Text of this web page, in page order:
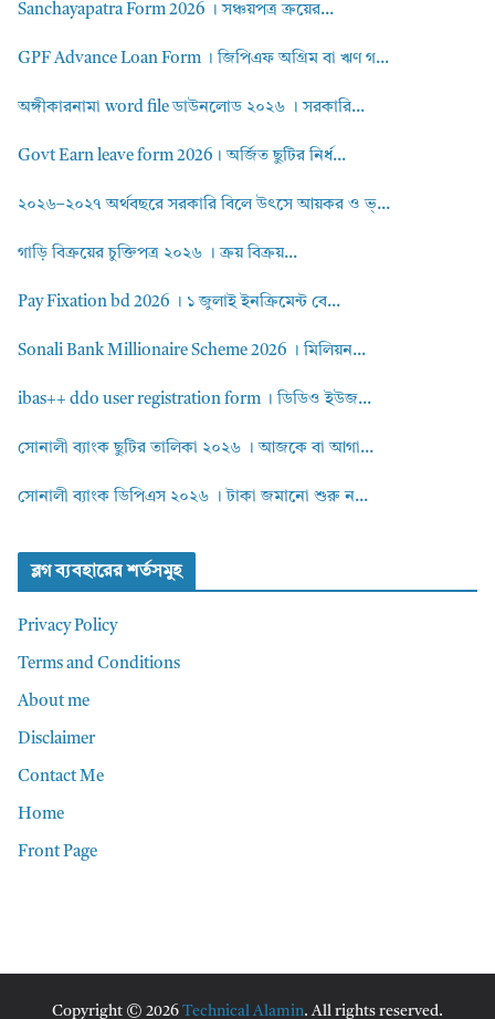
Sanchayapatra Form 2026 । সঞ্চয়পত্র ক্রয়ের...
GPF Advance Loan Form । জিপিএফ অগ্রিম বা ঋণ গ...
অঙ্গীকারনামা word file ডাউনলোড ২০২৬ । সরকারি...
Govt Earn leave form 2026। অর্জিত ছুটির নির্ধ...
২০২৬–২০২৭ অর্থবছরে সরকারি বিলে উৎসে আয়কর ও ভ্...
গাড়ি বিক্রয়ের চুক্তিপত্র ২০২৬ । ক্রয় বিক্রয়...
Pay Fixation bd 2026 । ১ জুলাই ইনক্রিমেন্ট বে...
Sonali Bank Millionaire Scheme 2026 । মিলিয়ন...
ibas++ ddo user registration form । ডিডিও ইউজ...
সোনালী ব্যাংক ছুটির তালিকা ২০২৬ । আজকে বা আগা...
সোনালী ব্যাংক ডিপিএস ২০২৬ । টাকা জমানো শুরু ন...
ব্লগ ব্যবহারের শর্তসমুহ
Privacy Policy
Terms and Conditions
About me
Disclaimer
Contact Me
Home
Front Page
Copyright © 2026 Technical Alamin. All rights reserved.